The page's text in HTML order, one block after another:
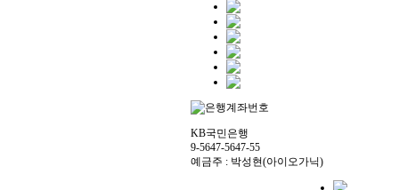
KB국민은행
9-5647-5647-55
예금주 : 박성현(아이오가닉)